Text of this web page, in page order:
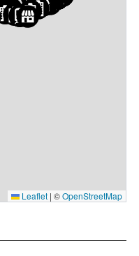
Leaflet | ©OpenStreetMap